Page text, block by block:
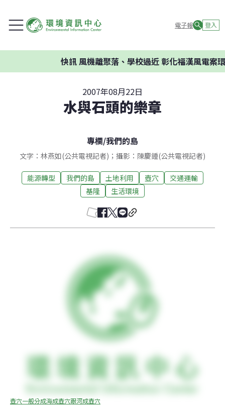
電子報 登入
風機離聚落、學校過近 彰化福漢風電案環委建
2007年08月22日
水與石頭的樂章
專欄/我們的島
文字：林燕如(公共電視記者)；攝影：陳慶鍾(公共電視記者)
能源轉型 我們的島 土地利用 壺穴
交通運輸
基隆
生活環境
壺穴一般分成海成壺穴跟河成壺穴